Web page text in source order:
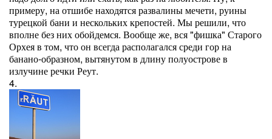
примеру, на отшибе находятся развалины мечети, руины
турецкой бани и нескольких крепостей. Мы решили, что
вполне без них обойдемся. Вообще же, вся "фишка" Старого
Орхея в том, что он всегда располагался среди гор на
банано-образном, вытянутом в длину полуострове в
излучине речки Реут.
4.